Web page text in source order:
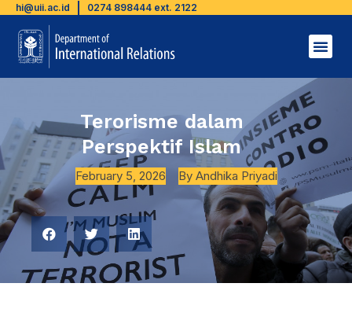
hi@uii.ac.id 0274 898444 ext. 2122
Terorisme dalam
Perspektif Islam
February 5, 2026 ByAndhika Priyadi